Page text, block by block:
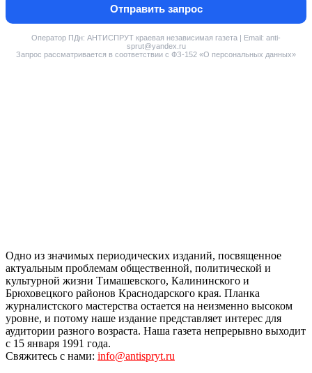
Отправить запрос
Оператор ПДн: АНТИСПРУТ краевая независимая газета | Email: anti-
sprut@yandex.ru
Запрос рассматривается в соответствии с ФЗ-152 «О персональных данных»
Одно из значимых периодических изданий, посвященное
актуальным проблемам общественной, политической и
культурной жизни Тимашевского, Калининского и
Брюховецкого районов Краснодарского края. Планка
журналистского мастерства остается на неизменно высоком
уровне, и потому наше издание представляет интерес для
аудитории разного возраста. Наша газета непрерывно выходит
с 15 января 1991 года.
Свяжитесь с нами: info@antispryt.ru